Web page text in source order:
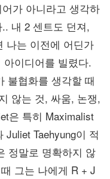
가 아니라고 생각하
내 2 센트도 던져,
나는 이전에 어딘가
이디어를 빌렸다.
불협화를 생각할 때
않는 것, 싸움, 논쟁,
은 특히 Maximalist
Juliet Taehyung이 적
정말로 명확하지 않
그는 나에게 R + J